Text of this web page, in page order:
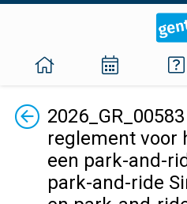
Terug
reglement voor
een park-and-
park-and-ride